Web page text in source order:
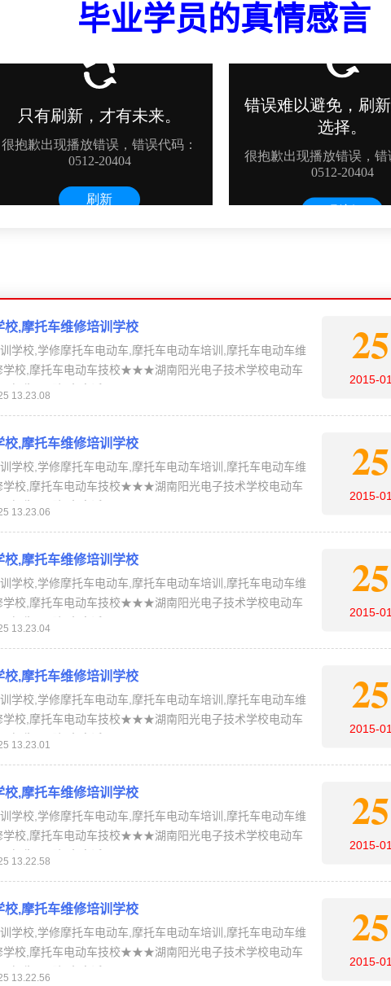
毕业学员的真情感言
25
2015-01
,摩托车维修培训学校
学校,学修摩托车电动车,摩托车电动车培训,摩托车电动车维
学校,摩托车电动车技校★★★湖南阳光电子技术学校电动车
招生。【报名电话：4006-…
13.23.08
25
2015-01
,摩托车维修培训学校
学校,学修摩托车电动车,摩托车电动车培训,摩托车电动车维
学校,摩托车电动车技校★★★湖南阳光电子技术学校电动车
招生。【报名电话：4006-…
13.23.06
25
2015-01
,摩托车维修培训学校
学校,学修摩托车电动车,摩托车电动车培训,摩托车电动车维
学校,摩托车电动车技校★★★湖南阳光电子技术学校电动车
招生。【报名电话：4006-…
13.23.04
25
2015-01
,摩托车维修培训学校
学校,学修摩托车电动车,摩托车电动车培训,摩托车电动车维
学校,摩托车电动车技校★★★湖南阳光电子技术学校电动车
招生。【报名电话：4006-…
13.23.01
25
2015-01
,摩托车维修培训学校
学校,学修摩托车电动车,摩托车电动车培训,摩托车电动车维
学校,摩托车电动车技校★★★湖南阳光电子技术学校电动车
招生。【报名电话：4006-…
13.22.58
25
2015-01
,摩托车维修培训学校
学校,学修摩托车电动车,摩托车电动车培训,摩托车电动车维
学校,摩托车电动车技校★★★湖南阳光电子技术学校电动车
招生。【报名电话：4006-…
13.22.56